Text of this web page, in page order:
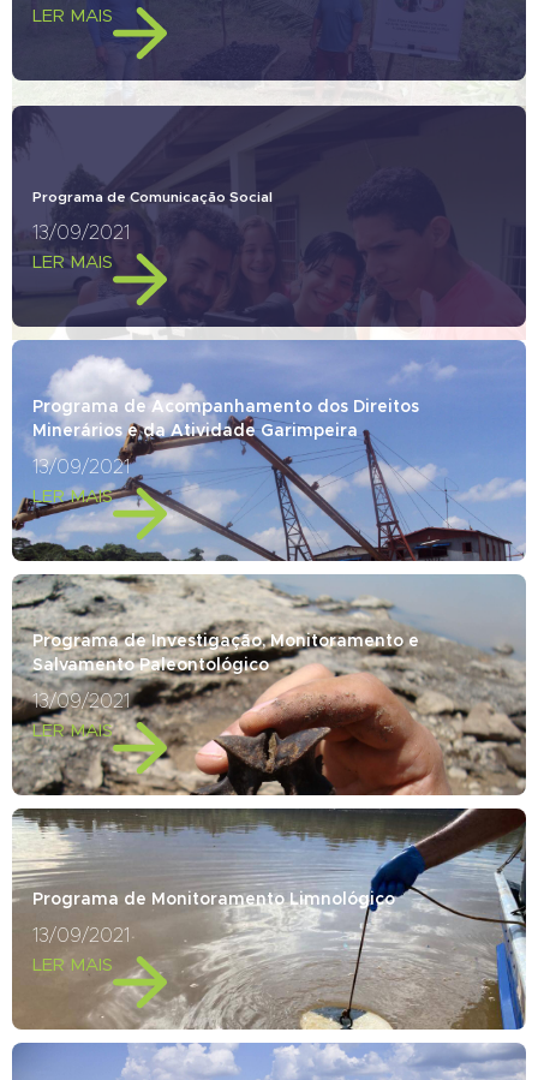
LER MAIS
Programa de Comunicação Social
13/09/2021
LER MAIS
Programa de Acompanhamento dos Direitos
Minerários e da Atividade Garimpeira
13/09/2021
LER MAIS
Programa de Investigação, Monitoramento e
Salvamento Paleontológico
13/09/2021
LER MAIS
Programa de Monitoramento Limnológico
13/09/2021
LER MAIS